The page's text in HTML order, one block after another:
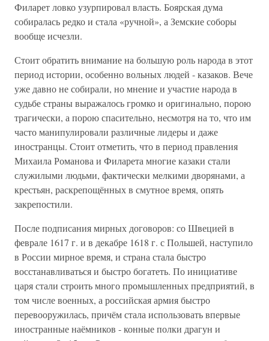
Филарет ловко узурпировал власть. Боярская дума
собиралась редко и стала «ручной», а Земские соборы
вообще исчезли.
Стоит обратить внимание на большую роль народа в этот
период истории, особенно вольных людей - казаков. Вече
уже давно не собирали, но мнение и участие народа в
судьбе страны выражалось громко и оригинально, порою
трагически, а порою спасительно, несмотря на то, что им
часто манипулировали различные лидеры и даже
иностранцы. Стоит отметить, что в период правления
Михаила Романова и Филарета многие казаки стали
служилыми людьми, фактически мелкими дворянами, а
крестьян, раскрепощённых в смутное время, опять
закрепостили.
После подписания мирных договоров: со Швецией в
феврале 1617 г. и в декабре 1618 г. с Польшей, наступило
в России мирное время, и страна стала быстро
восстанавливаться и быстро богатеть. По инициативе
царя стали строить много промышленных предприятий, в
том числе военных, а российская армия быстро
перевооружилась, причём стала использовать впервые
иностранные наёмников - конные полки драгун и